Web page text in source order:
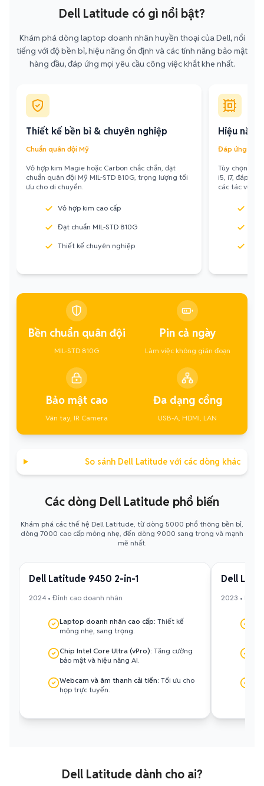
Dell Latitude có gì nổi bật?
Khám phá dòng laptop doanh nhân huyền thoại của Dell, nổi
tiếng với độ bền bỉ, hiệu năng ổn định và các tính năng bảo mật
hàng đầu, đáp ứng mọi yêu cầu công việc khắt khe nhất.
Thiết kế bền bỉ & chuyên nghiệp
Chuẩn quân đội Mỹ
Vỏ hợp kim Magie hoặc Carbon chắc chắn, đạt
chuẩn quân đội Mỹ MIL-STD 810G, trọng lượng tối
ưu cho di chuyển.
Vỏ hợp kim cao cấp
Đạt chuẩn MIL-STD 810G
Thiết kế chuyên nghiệp
Hiệu
Đáp ứng mọi
Tùy chọn cấu
i5, i7, đáp
các tác vụ
Bền chuẩn quân đội
MIL-STD 810G
Pin cả ngày
Làm việc không gián đoạn
Bảo mật cao
Vân tay, IR Camera
Đa dạng cổng
USB-A, HDMI, LAN
So sánh Dell Latitude với các dòng khác
Các dòng Dell Latitude phổ biến
Khám phá các thế hệ Dell Latitude, từ dòng 5000 phổ thông bền bỉ,
dòng 7000 cao cấp mỏng nhẹ, đến dòng 9000 sang trọng và mạnh
mẽ nhất.
Dell Latitude 9450 2-in-1
2024 • Đỉnh cao doanh nhân
Laptop doanh nhân cao cấp: Thiết kế
mỏng nhẹ, sang trọng.
Chip Intel Core Ultra (vPro): Tăng cường
bảo mật và hiệu năng AI.
Webcam và âm thanh cải tiến: Tối ưu cho
họp trực tuyến.
Dell
2023 •
Dell Latitude dành cho ai?